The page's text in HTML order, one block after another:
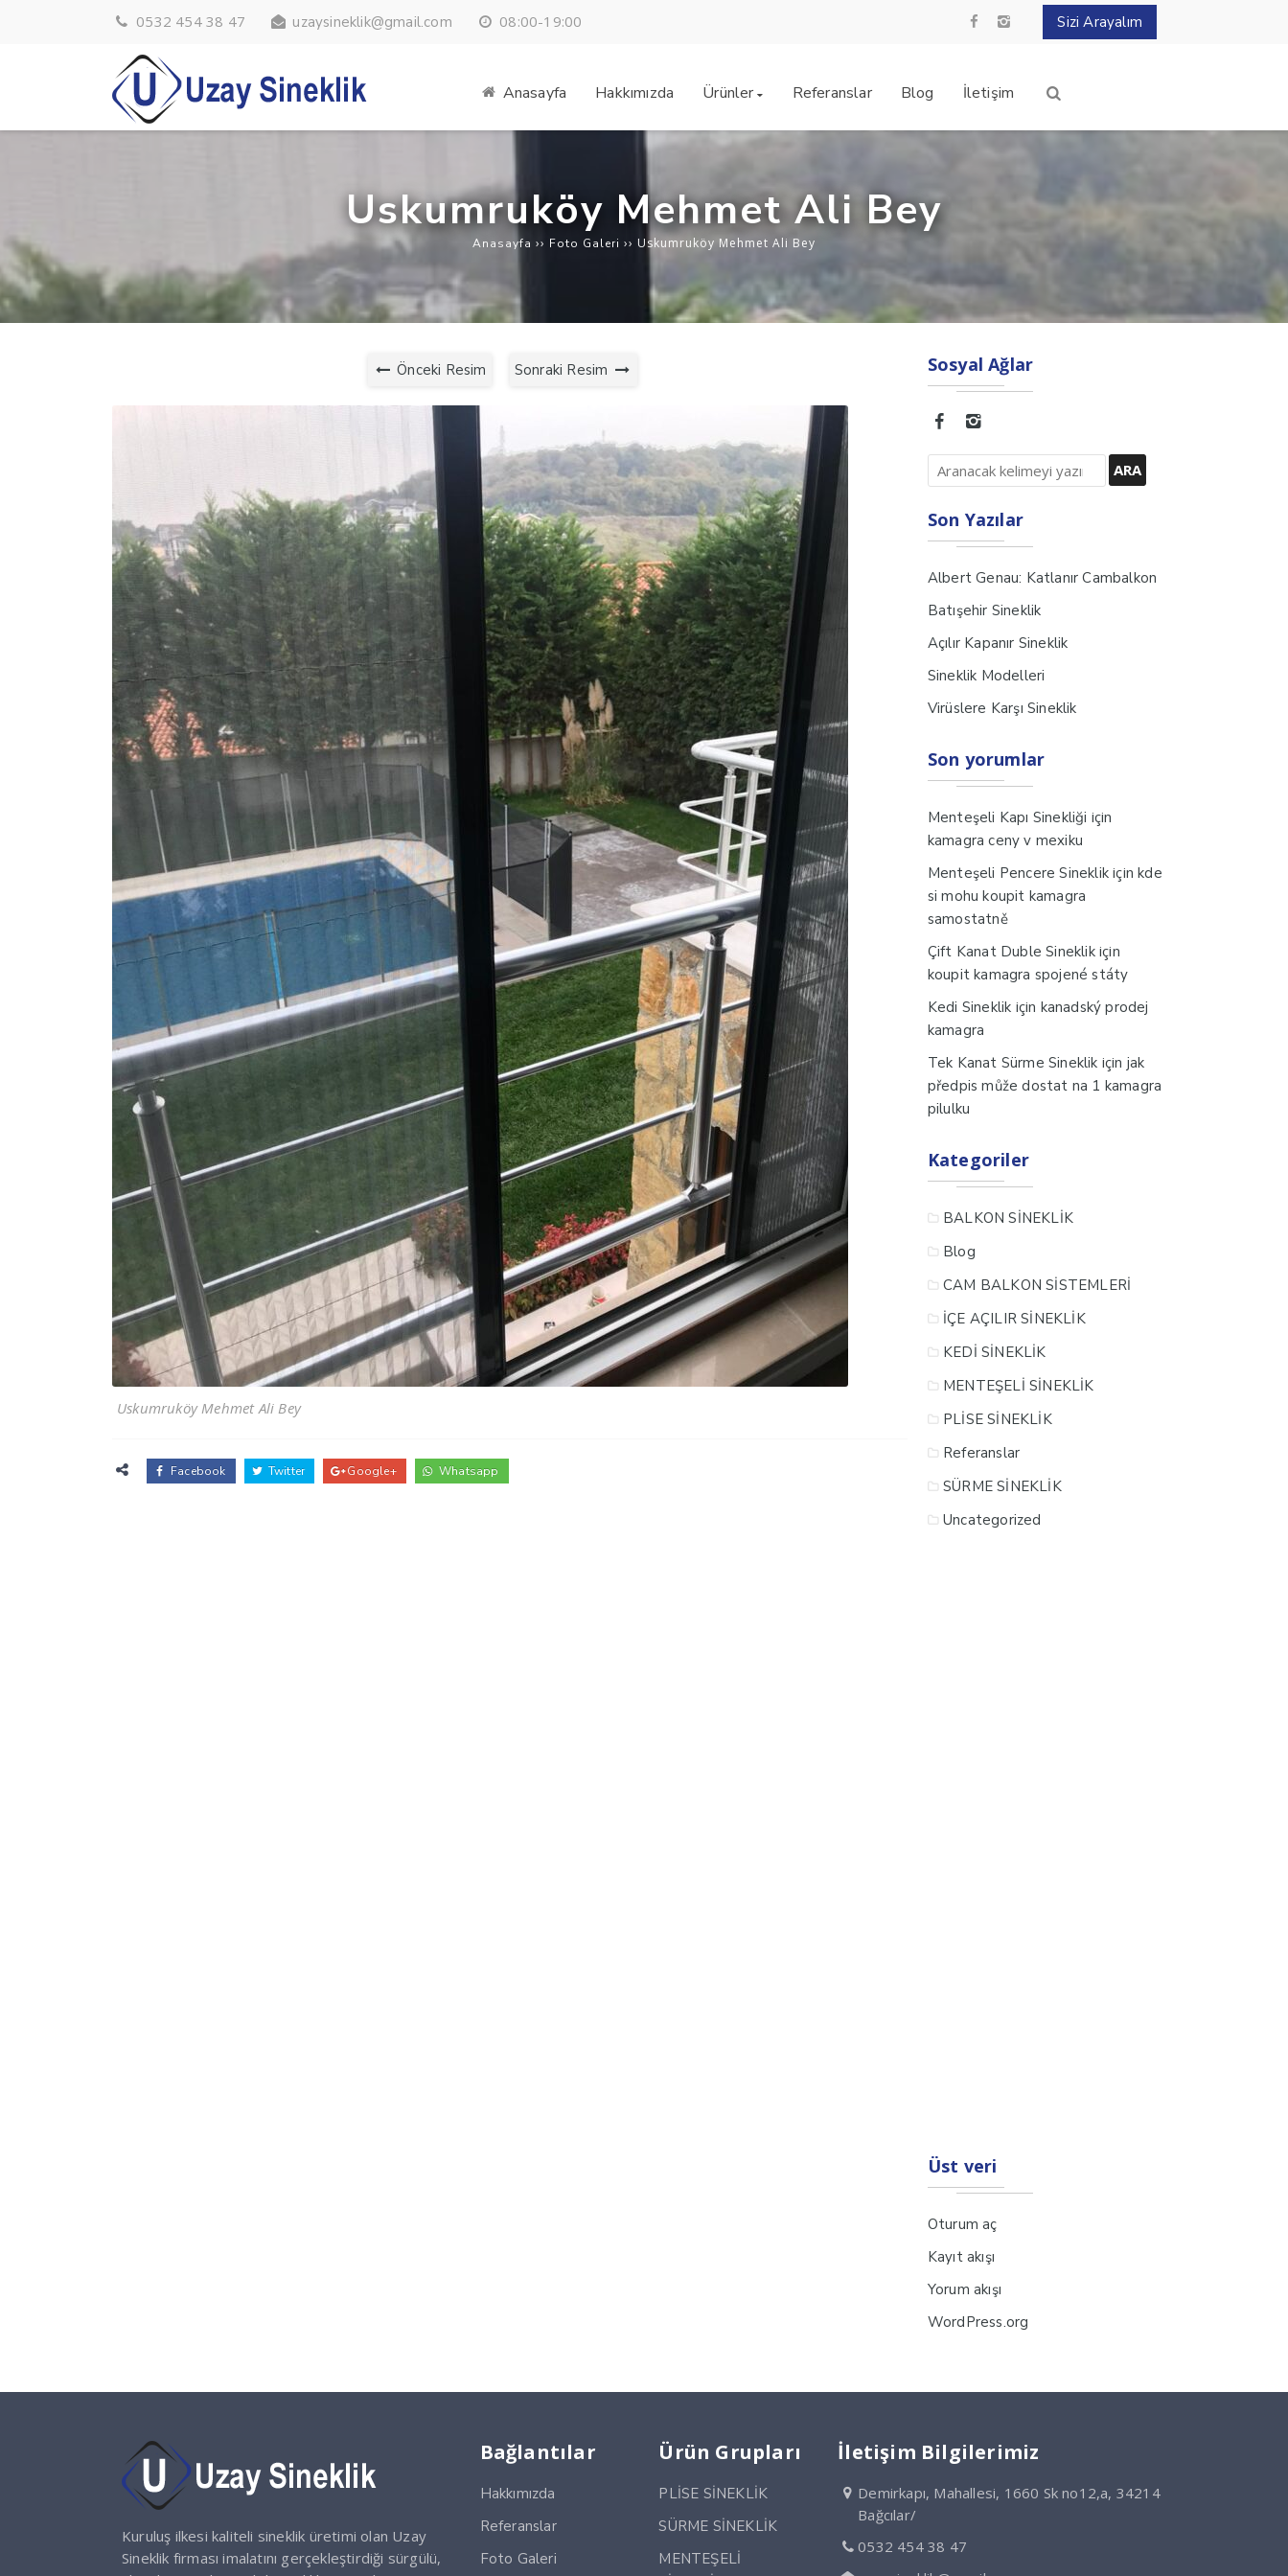
0532 454 38 47 uzaysineklik@gmail.com 08:00-19:00 Sizi Arayalım
Anasayfa Hakkımızda Ürünler Referanslar Blog İletişim
Uskumruköy Mehmet Ali Bey
Anasayfa ›› Foto Galeri ›› Uskumruköy Mehmet Ali Bey
Önceki Resim Sonraki Resim
Uskumruköy Mehmet Ali Bey
Facebook Twitter Google+ Whatsapp
Sosyal Ağlar
Son Yazılar
Albert Genau: Katlanır Cambalkon
Batışehir Sineklik
Açılır Kapanır Sineklik
Sineklik Modelleri
Virüslere Karşı Sineklik
Son yorumlar
Menteşeli Kapı Sinekliği için
kamagra ceny v mexiku
Menteşeli Pencere Sineklik içinkde
si mohu koupit kamagra
samostatně
Çift Kanat Duble Sineklikiçin
koupit kamagra spojené státy
Kedi Sineklik için kanadský prodej
kamagra
Tek Kanat Sürme Sineklik için jak
předpis může dostat na 1 kamagra
pilulku
Kategoriler
BALKON SİNEKLİK
Blog
CAM BALKON SİSTEMLERİ
İÇE AÇILIR SİNEKLİK
KEDİ SİNEKLİK
MENTEŞELİ SİNEKLİK
PLİSE SİNEKLİK
Referanslar
SÜRME SİNEKLİK
Uncategorized
Üst veri
Oturum aç
Kayıt akışı
Yorum akışı
WordPress.org
Kuruluş ilkesi kaliteli sineklik üretimi olan Uzay
Sineklik firması imalatını gerçekleştirdiği sürgülü,
Bağlantılar
Hakkımızda
Referanslar
Foto Galeri
Ürün Grupları
PLİSE SİNEKLİK
SÜRME SİNEKLİK
MENTEŞELİ
İletişim Bilgilerimiz
Demirkapı, Mahallesi, 1660 Sk no12,a, 34214
Bağcılar/
0532 454 38 47